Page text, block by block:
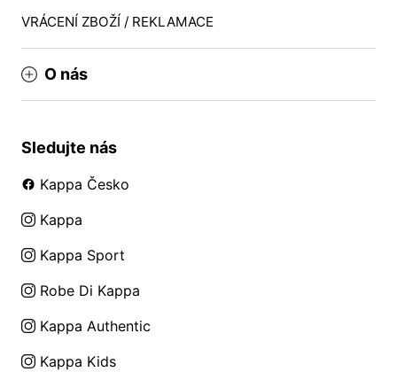
VRÁCENÍ ZBOŽÍ / REKLAMACE
O nás
Sledujte nás
Kappa Česko
Kappa
Kappa Sport
Robe Di Kappa
Kappa Authentic
Kappa Kids